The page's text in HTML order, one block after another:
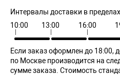
Интервалы доставки в
10:00
13:00 16:00
Если заказ оформлен до 18:00,
по Москве производится на
сумме заказа. Cтоимость